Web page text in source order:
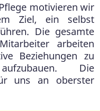
motivieren wir
Ziel, ein selbst
Die gesamte
arbeiten
Beziehungen zu
Die
uns an oberster